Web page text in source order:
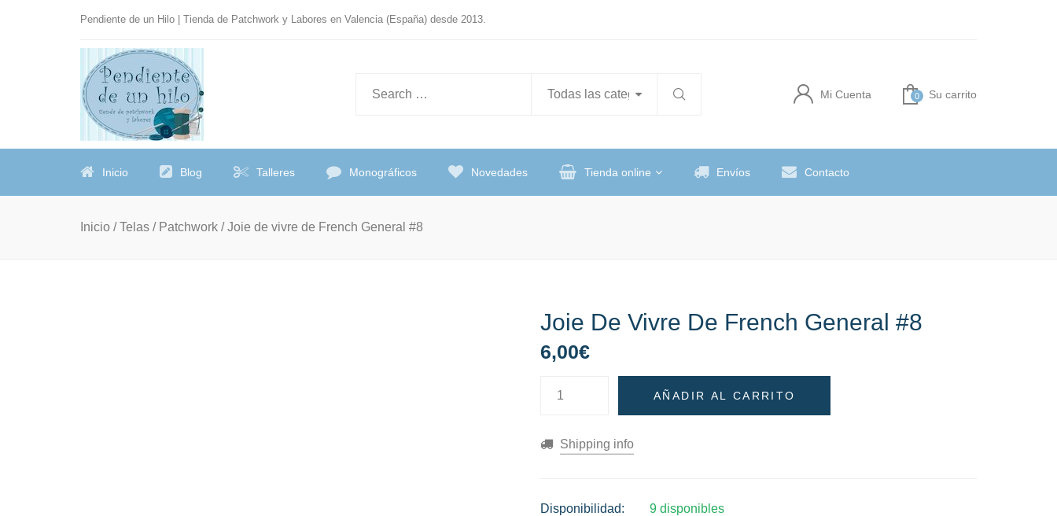
Pendiente de un Hilo | Tienda de Patchwork y Labores en Valencia (España) desde 2013.
Mi Cuenta Su carrito
0
Inicio Blog Talleres Monográficos Novedades Tienda online Envíos Contacto
Inicio /Telas / Patchwork / Joie de vivre de French General #8
Joie De Vivre De French General #8
6,00€
General
AÑADIR AL CARRITO
Shipping info
Disponibilidad: 9 disponibles